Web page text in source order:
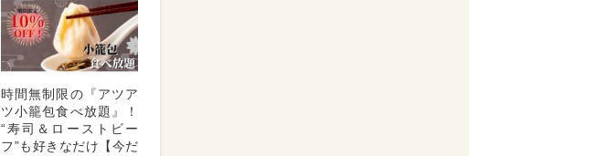
時間無制限の『アツア
ツ小籠包食べ放題』！
“寿司＆ローストビー
フ”も好きなだけ【今だ